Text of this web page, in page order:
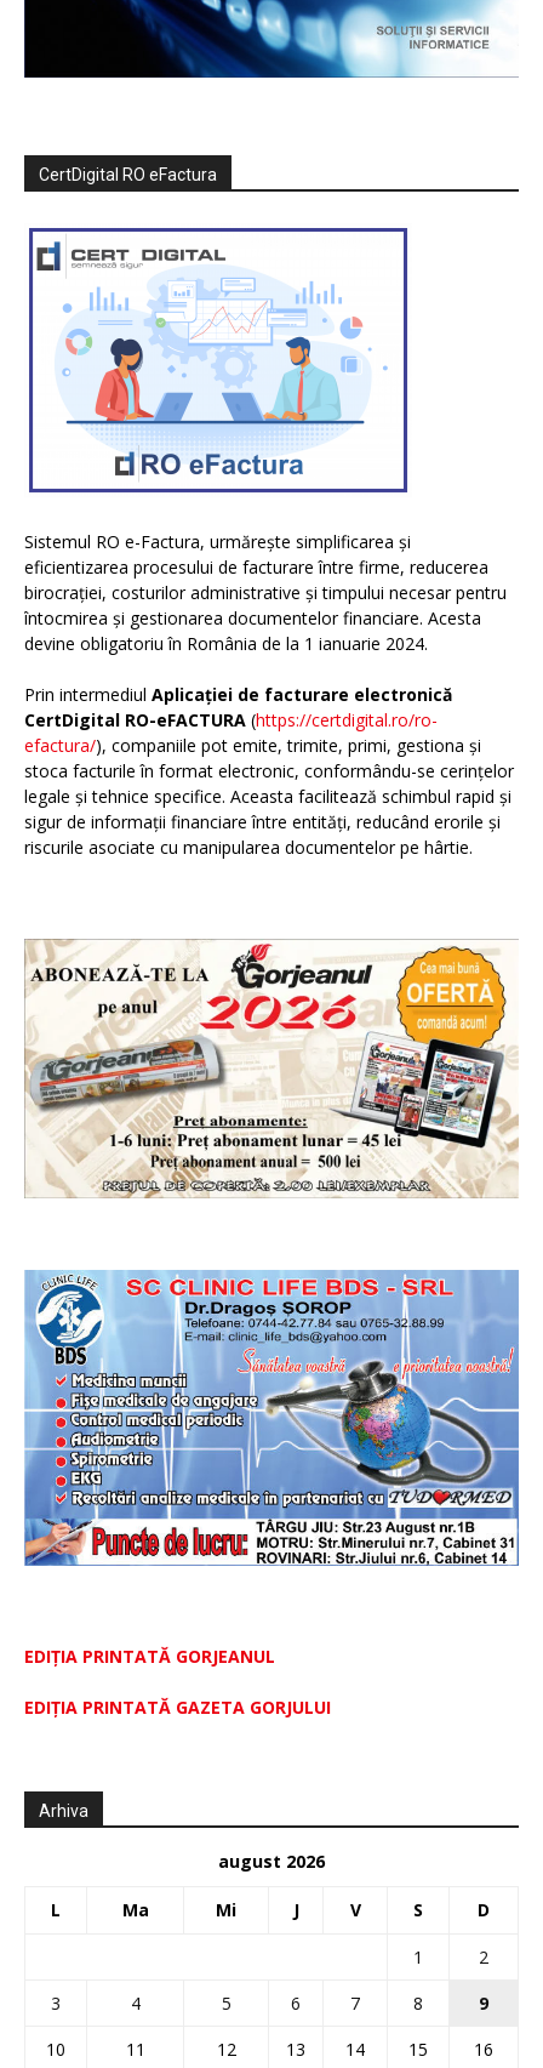
CertDigital RO eFactura
Sistemul RO e-Factura, urmărește simplificarea și
eficientizarea procesului de facturare între firme, reducerea
birocrației, costurilor administrative și timpului necesar pentru
întocmirea și gestionarea documentelor financiare. Acesta
devine obligatoriu în România de la 1 ianuarie 2024.
Prin intermediul Aplicației de facturare electronică
CertDigital RO-eFACTURA (https://certdigital.ro/ro-
efactura/), companiile pot emite, trimite, primi, gestiona și
stoca facturile în format electronic, conformându-se cerințelor
legale și tehnice specifice. Aceasta facilitează schimbul rapid și
sigur de informații financiare între entități, reducând erorile și
riscurile asociate cu manipularea documentelor pe hârtie.
EDIȚIA PRINTATĂ GORJEANUL
EDIŢIA PRINTATĂ GAZETA GORJULUI
Arhiva
august 2026
L Ma Mi J V S D
1
2
3
4 5 6 7 8
9
10
11 12 13 14 15 16